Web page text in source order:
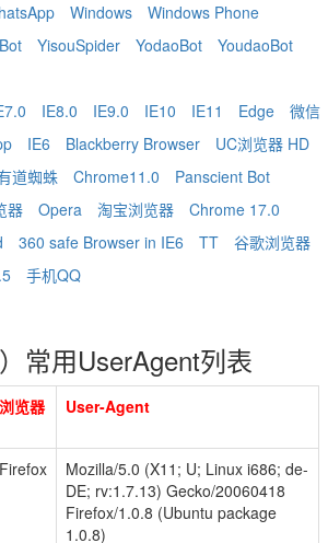
Windows
Windows Phone
YisouSpider YodaoBot
YoudaoBot
IE8.0 IE9.0 IE10 IE11 Edge
微信
IE6 Blackberry Browser
UC浏览器 HD
道蜘蛛 Chrome11.0
Panscient Bot
器 Opera 淘宝浏览器
Chrome 17.0
360 safe Browser in IE6 TT
谷歌浏览器
手机QQ
）常用UserAgent列表
浏览器 User-Agent
Firefox
Mozilla/5.0 (X11; U; Linux i686; de-
DE; rv:1.7.13) Gecko/20060418
Firefox/1.0.8 (Ubuntu package
1.0.8)